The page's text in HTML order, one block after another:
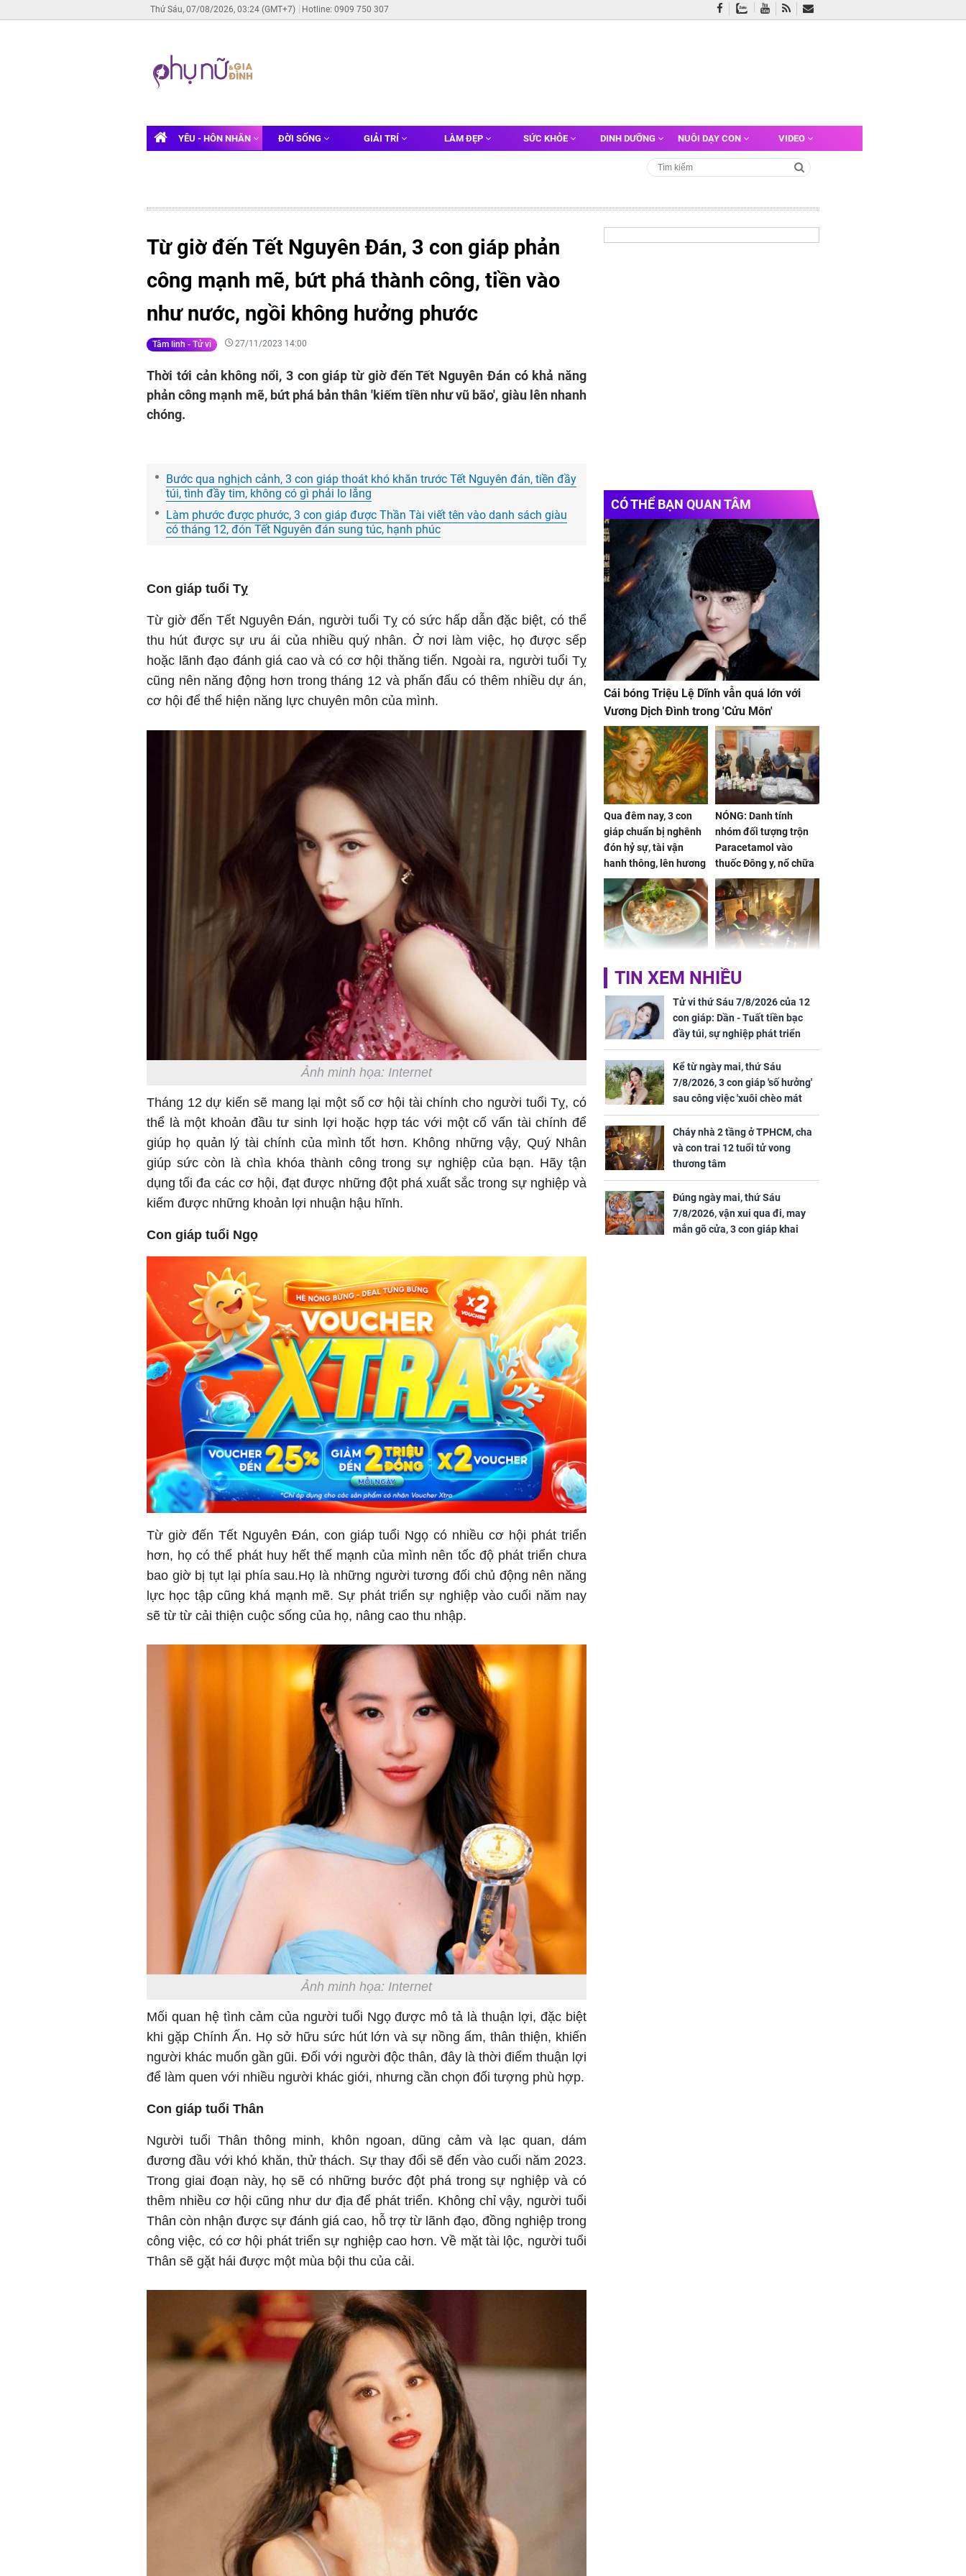
Thứ Sáu, 07/08/2026, 03:24 (GMT+7) Hotline: 0909 750 307
YÊU - HÔN NHÂN ĐỜI SỐNG GIẢI TRÍ LÀM ĐẸP SỨC KHỎE DINH DƯỠNG NUÔI DẠY CON VIDEO
Từ giờ đến Tết Nguyên Đán, 3 con giáp phản
công mạnh mẽ, bứt phá thành công, tiền vào
như nước, ngồi không hưởng phước
Tâm linh - Tử vi 27/11/2023 14:00
Thời tới cản không nổi, 3 con giáp từ giờ đến Tết Nguyên Đán có khả năng
phản công mạnh mẽ, bứt phá bản thân 'kiếm tiền như vũ bão', giàu lên nhanh
chóng.
Bước qua nghịch cảnh, 3 con giáp thoát khó khăn trước Tết Nguyên đán, tiền đầy
túi, tình đầy tim, không có gì phải lo lắng
Làm phước được phước, 3 con giáp được Thần Tài viết tên vào danh sách giàu
có tháng 12, đón Tết Nguyên đán sung túc, hạnh phúc
Con giáp tuổi Tỵ
Từ giờ đến Tết Nguyên Đán, người tuổi Tỵ có sức hấp dẫn đặc biệt, có thể
thu hút được sự ưu ái của nhiều quý nhân. Ở nơi làm việc, họ được sếp
hoặc lãnh đạo đánh giá cao và có cơ hội thăng tiến. Ngoài ra, người tuổi Tỵ
cũng nên năng động hơn trong tháng 12 và phấn đấu có thêm nhiều dự án,
cơ hội để thể hiện năng lực chuyên môn của mình.
Ảnh minh họa: Internet
Tháng 12 dự kiến sẽ mang lại một số cơ hội tài chính cho người tuổi Tỵ, có
thể là một khoản đầu tư sinh lợi hoặc hợp tác với một cố vấn tài chính để
giúp họ quản lý tài chính của mình tốt hơn. Không những vậy, Quý Nhân
giúp sức còn là chìa khóa thành công trong sự nghiệp của bạn. Hãy tận
dụng tối đa các cơ hội, đạt được những đột phá xuất sắc trong sự nghiệp và
kiếm được những khoản lợi nhuận hậu hĩnh.
Con giáp tuổi Ngọ
Từ giờ đến Tết Nguyên Đán, con giáp tuổi Ngọ có nhiều cơ hội phát triển
hơn, họ có thể phát huy hết thế mạnh của mình nên tốc độ phát triển chưa
bao giờ bị tụt lại phía sau.Họ là những người tương đối chủ động nên năng
lực học tập cũng khá mạnh mẽ. Sự phát triển sự nghiệp vào cuối năm nay
sẽ từ từ cải thiện cuộc sống của họ, nâng cao thu nhập.
Ảnh minh họa: Internet
Mối quan hệ tình cảm của người tuổi Ngọ được mô tả là thuận lợi, đặc biệt
khi gặp Chính Ấn. Họ sở hữu sức hút lớn và sự nồng ấm, thân thiện, khiến
người khác muốn gần gũi. Đối với người độc thân, đây là thời điểm thuận lợi
để làm quen với nhiều người khác giới, nhưng cần chọn đối tượng phù hợp.
Con giáp tuổi Thân
Người tuổi Thân thông minh, khôn ngoan, dũng cảm và lạc quan, dám
đương đầu với khó khăn, thử thách. Sự thay đổi sẽ đến vào cuối năm 2023.
Trong giai đoạn này, họ sẽ có những bước đột phá trong sự nghiệp và có
thêm nhiều cơ hội cũng như dư địa để phát triển. Không chỉ vậy, người tuổi
Thân còn nhận được sự đánh giá cao, hỗ trợ từ lãnh đạo, đồng nghiệp trong
công việc, có cơ hội phát triển sự nghiệp cao hơn. Về mặt tài lộc, người tuổi
Thân sẽ gặt hái được một mùa bội thu của cải.
CÓ THỂ BẠN QUAN TÂM
Cái bóng Triệu Lệ Dĩnh vẫn quá lớn với
Vương Dịch Đình trong 'Cửu Môn'
Qua đêm nay, 3 con
giáp chuẩn bị nghênh
đón hỷ sự, tài vận
hanh thông, lên hương
hóa Rồng hóa Phượng,
gom hết may mắn về
nhà
NÓNG: Danh tính
nhóm đối tượng trộn
Paracetamol vào
thuốc Đông y, nổ chữa
bách bệnh
Giá trị sức khỏe và
cách sử dụng đúng
của loại hạt bình dân
Cháy nhà 2 tầng ở
TPHCM, cha và con
trai 12 tuổi tử vong
thương tâm
Chân dung nam diễn
ứng ngược khi than
nghèo
TIN XEM NHIỀU
Tử vi thứ Sáu 7/8/2026 của 12
con giáp: Dần - Tuất tiền bạc
đầy túi, sự nghiệp phát triển
hưng thịnh, Mão - Thân tài lộc
ảm đạm, mọi sự khó thành công
mỹ mãn
Kể từ ngày mai, thứ Sáu
7/8/2026, 3 con giáp 'số hưởng'
sau công việc 'xuôi chèo mát
mái', tiền tài 'thu về như nước',
tình duyên viên mãn
Cháy nhà 2 tầng ở TPHCM, cha
và con trai 12 tuổi tử vong
thương tâm
Đúng ngày mai, thứ Sáu
7/8/2026, vận xui qua đi, may
mắn gõ cửa, 3 con giáp khai